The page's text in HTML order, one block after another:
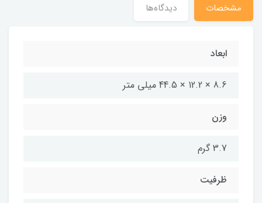
مشخصات دیدگاه‌ها
ابعاد
8.6 × 12.2 × 44.5 میلی متر
وزن
3.7 گرم
ظرفیت